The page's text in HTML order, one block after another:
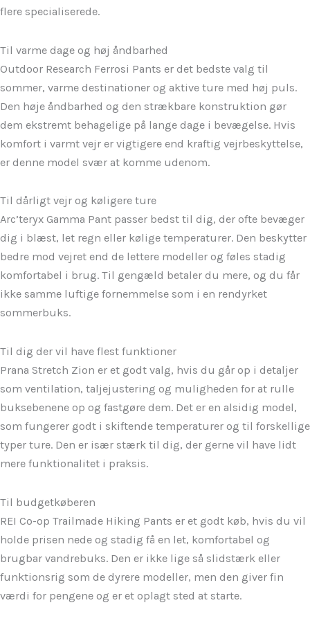
flere specialiserede.
Til varme dage og høj åndbarhed
Outdoor Research Ferrosi Pants er det bedste valg til
sommer, varme destinationer og aktive ture med høj puls.
Den høje åndbarhed og den strækbare konstruktion gør
dem ekstremt behagelige på lange dage i bevægelse. Hvis
komfort i varmt vejr er vigtigere end kraftig vejrbeskyttelse,
er denne model svær at komme udenom.
Til dårligt vejr og køligere ture
Arc’teryx Gamma Pant passer bedst til dig, der ofte bevæger
dig i blæst, let regn eller kølige temperaturer. Den beskytter
bedre mod vejret end de lettere modeller og føles stadig
komfortabel i brug. Til gengæld betaler du mere, og du får
ikke samme luftige fornemmelse som i en rendyrket
sommerbuks.
Til dig der vil have flest funktioner
Prana Stretch Zion er et godt valg, hvis du går op i detaljer
som ventilation, taljejustering og muligheden for at rulle
buksebenene op og fastgøre dem. Det er en alsidig model,
som fungerer godt i skiftende temperaturer og til forskellige
typer ture. Den er især stærk til dig, der gerne vil have lidt
mere funktionalitet i praksis.
Til budgetkøberen
REI Co-op Trailmade Hiking Pants er et godt køb, hvis du vil
holde prisen nede og stadig få en let, komfortabel og
brugbar vandrebuks. Den er ikke lige så slidstærk eller
funktionsrig som de dyrere modeller, men den giver fin
værdi for pengene og er et oplagt sted at starte.